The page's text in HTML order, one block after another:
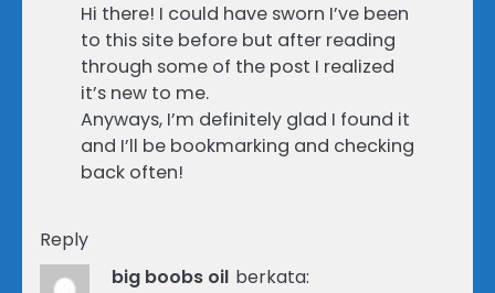
Hi there! I could have sworn I’ve been
to this site before but after reading
through some of the post I realized
it’s new to me.
Anyways, I’m definitely glad I found it
and I’ll be bookmarking and checking
back often!
Reply
big boobs oil berkata: